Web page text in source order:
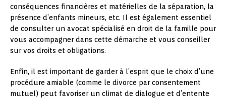
conséquences financières et matérielles de la séparation, la
présence d’enfants mineurs, etc. Il est également essentiel
de consulter un avocat spécialisé en droit de la famille pour
vous accompagner dans cette démarche et vous conseiller
sur vos droits et obligations.
Enfin, il est important de garder à l’esprit que le choix d’une
procédure amiable (comme le divorce par consentement
mutuel) peut favoriser un climat de dialogue et d’entente